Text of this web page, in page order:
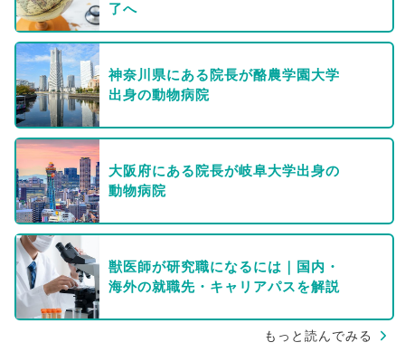
了へ
神奈川県にある院長が酪農学園大学
出身の動物病院
大阪府にある院長が岐阜大学出身の
動物病院
獣医師が研究職になるには｜国内・
海外の就職先・キャリアパスを解説
もっと読んでみる